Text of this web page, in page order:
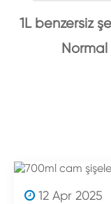
1L benzersiz
Normal
12 Apr 2025